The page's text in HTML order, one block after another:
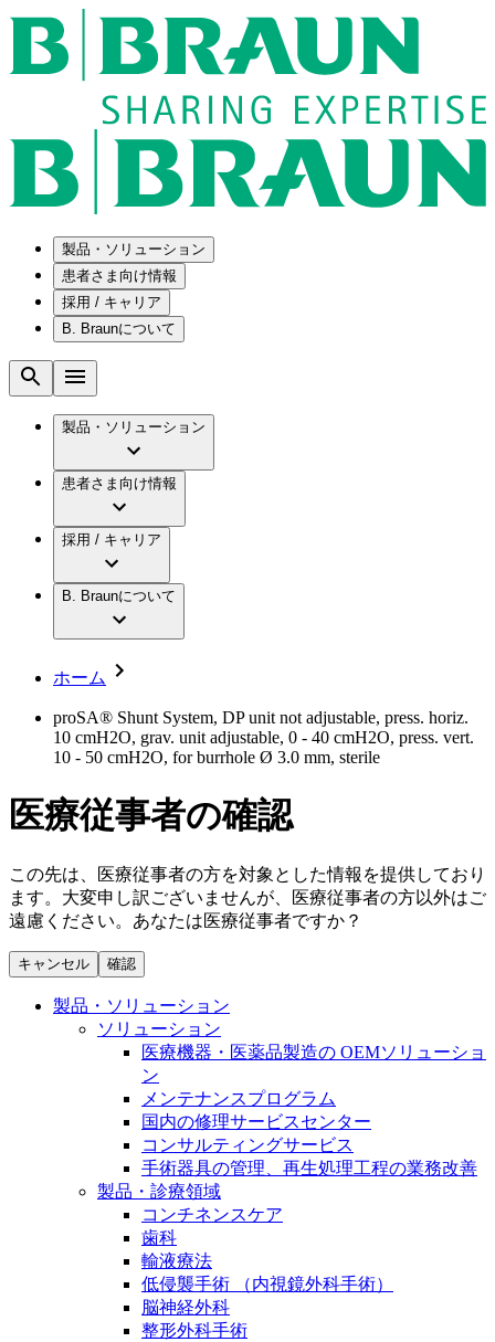
製品・ソリューション
ソリューション
メンテナンスプログラム
国内の修理サービスセンター
手術器具の管理、再生処理工程の業務改善
製品・診療領域
歯科
低侵襲手術 （内視鏡外科手術）
脊椎脊髄治療
手術用鋼製器具と滅菌コンテナーシステム
縫合糸 / 皮膚用接着剤
創傷ケア
ソリューション
製品・診療領域
製品ポートフォリオ​
こちらの製品ポートフォリオからも、製品をお探しい
ただくことができます。
患者さま向け情報
腰椎椎間板ヘルニアについて
水頭症について
慢性創傷の治癒
アクトリーン ハイライト カテ
アクトリーン ハイライト セット
疾患・症状
膝関節の構造とその疾患
身体の中で最も大きい関節である膝関節。日常の生活
を支える、その機能や特徴とは？傷めてしまった場合
には、どのような治療の選択肢があるのでしょう。
採用 / キャリア
ビー・ブラウンエースクラップ株式会社の
ビー・ブラウンエースクラップ株式会社の
会社概要
報
要
キャリア（B. Braunで働くということ）
私たちのカルチャー
採用情報
キャリア（B. Braunで働くということ）
ビー・ブラウンエースクラッﾌﾟで新たな可能性を見つ
けませんか？現在募集中のポジションをご覧いただけ
ます。
B. Braunについて
ビジョンとバリュー
ブランド
ついて
イノベーション
私たちの責任
多様性
お問合せ
お問合せフォーム
取材・撮影のお申込み
ニューススペース
ニュースリリース
医療従事者さま向けニュース
会社
私たちの責任
ニューススペース
製品・ソリューション
患者さま向け情報
採用 / キャリア
B. Braunについて
ホーム
proSA® Shunt System, DP unit not adjustable, press. horiz.
10 cmH2O, grav. unit adjustable, 0 - 40 cmH2O, press. vert.
10 - 50 cmH2O, for burrhole Ø 3.0 mm, sterile
医療従事者の確認
この先は、医療従事者の方を対象とした情報を提供しており
ます。大変申し訳ございませんが、医療従事者の方以外はご
遠慮ください。あなたは医療従事者ですか？
キャンセル 確認
製品・ソリューション
ソリューション
医療機器・医薬品製造の OEMソリューショ
ン
メンテナンスプログラム
国内の修理サービスセンター
コンサルティングサービス
手術器具の管理、再生処理工程の業務改善
製品・診療領域
コンチネンスケア
歯科
輸液療法
低侵襲手術 （内視鏡外科手術）
脳神経外科
整形外科手術